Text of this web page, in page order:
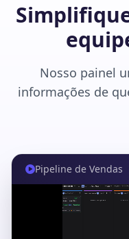
Nosso painel
informações de
Pipeline de Vendas